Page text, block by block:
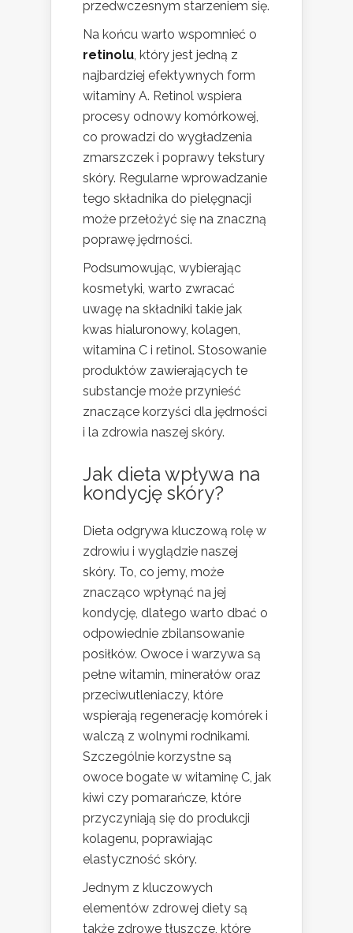
przedwczesnym starzeniem się.
Na końcu warto wspomnieć o
retinolu, który jest jedną z
najbardziej efektywnych form
witaminy A. Retinol wspiera
procesy odnowy komórkowej,
co prowadzi do wygładzenia
zmarszczek i poprawy tekstury
skóry. Regularne wprowadzanie
tego składnika do pielęgnacji
może przełożyć się na znaczną
poprawę jędrności.
Podsumowując, wybierając
kosmetyki, warto zwracać
uwagę na składniki takie jak
kwas hialuronowy, kolagen,
witamina C i retinol. Stosowanie
produktów zawierających te
substancje może przynieść
znaczące korzyści dla jędrności
i la zdrowia naszej skóry.
Jak dieta wpływa na
kondycję skóry?
Dieta odgrywa kluczową rolę w
zdrowiu i wyglądzie naszej
skóry. To, co jemy, może
znacząco wpłynąć na jej
kondycję, dlatego warto dbać o
odpowiednie zbilansowanie
posiłków. Owoce i warzywa są
pełne witamin, minerałów oraz
przeciwutleniaczy, które
wspierają regenerację komórek i
walczą z wolnymi rodnikami.
Szczególnie korzystne są
owoce bogate w witaminę C, jak
kiwi czy pomarańcze, które
przyczyniają się do produkcji
kolagenu, poprawiając
elastyczność skóry.
Jednym z kluczowych
elementów zdrowej diety są
także zdrowe tłuszcze, które